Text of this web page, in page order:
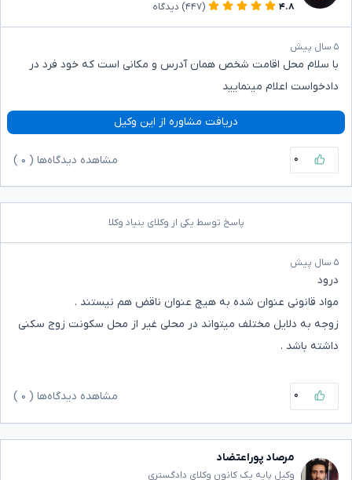
۴.۸
(۴۴۷) دیدگاه
۵ سال پیش
با سلام محل اقامت شخص همان آدرس و مکانی است که خود فرد در
دادخواست اعلام مینمایید
دریافت مشاوره از این وکیل
۰ مشاهده دیدگاه‌ها ( ۰
پاسخ توسط یکی از وکلای بنیاد وکلا
۵ سال پیش
درود
مواد قانونی عنوان شده به هیچ عنوان ناقض هم نیستند .
زوجه به دلایل مختلف میتواند در محلی غیر از محل سکونت زوج سکنی
داشته باشد .
۰ مشاهده دیدگاه‌ها ( ۰
مرصاد پوراعتضاد
وکیل پایه یک کانون وکلای دادگستری